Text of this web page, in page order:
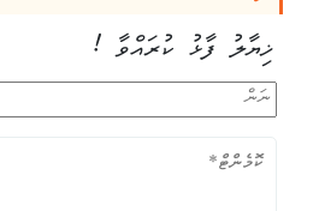
ޚިޔާލު ފާޅު ކުރައްވާ !